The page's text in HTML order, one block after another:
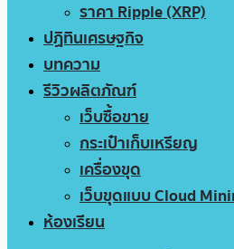
ราคา Ripple (XRP)
ปฏิทินเศรษฐกิจ
บทความ
รีวิวผลิตภัณฑ์
เว็บซื้อขาย
กระเป๋าเก็บเหรียญ
เครื่องขุด
เว็บขุดแบบ Cloud
ห้องเรียน